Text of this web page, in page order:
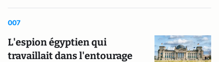
007
L'espion égyptien qui
travaillait dans l'entourage